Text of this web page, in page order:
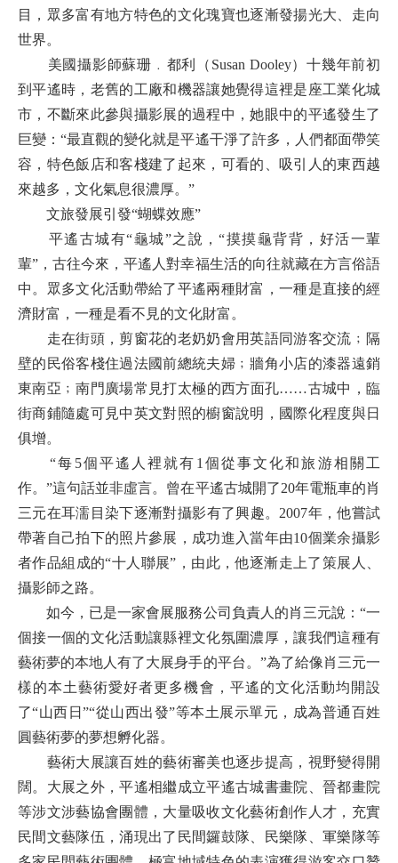
目，眾多富有地方特色的文化瑰寶也逐漸發揚光大、走向
世界。
美國攝影師蘇珊﹒都利（Susan Dooley）十幾年前初
到平遙時，老舊的工廠和機器讓她覺得這裡是座工業化城
市，不斷來此參與攝影展的過程中，她眼中的平遙發生了
巨變：“最直觀的變化就是平遙干淨了許多，人們都面帶笑
容，特色飯店和客棧建了起來，可看的、吸引人的東西越
來越多，文化氣息很濃厚。”
文旅發展引發“蝴蝶效應”
平遙古城有“龜城”之說，“摸摸龜背背，好活一輩
輩”，古往今來，平遙人對幸福生活的向往就藏在方言俗語
中。眾多文化活動帶給了平遙兩種財富，一種是直接的經
濟財富，一種是看不見的文化財富。
走在街頭，剪窗花的老奶奶會用英語同游客交流﹔隔
壁的民俗客棧住過法國前總統夫婦﹔牆角小店的漆器遠銷
東南亞﹔南門廣場常見打太極的西方面孔……古城中，臨
街商鋪隨處可見中英文對照的櫥窗說明，國際化程度與日
俱增。
“每5個平遙人裡就有1個從事文化和旅游相關工
作。”這句話並非虛言。曾在平遙古城開了20年電瓶車的肖
三元在耳濡目染下逐漸對攝影有了興趣。2007年，他嘗試
帶著自己拍下的照片參展，成功進入當年由10個業余攝影
者作品組成的“十人聯展”，由此，他逐漸走上了策展人、
攝影師之路。
如今，已是一家會展服務公司負責人的肖三元說：“一
個接一個的文化活動讓縣裡文化氛圍濃厚，讓我們這種有
藝術夢的本地人有了大展身手的平台。”為了給像肖三元一
樣的本土藝術愛好者更多機會，平遙的文化活動均開設
了“山西日”“從山西出發”等本土展示單元，成為普通百姓
圓藝術夢的夢想孵化器。
藝術大展讓百姓的藝術審美也逐步提高，視野變得開
闊。大展之外，平遙相繼成立平遙古城書畫院、晉都畫院
等涉文涉藝協會團體，大量吸收文化藝術創作人才，充實
民間文藝隊伍，涌現出了民間鑼鼓隊、民樂隊、軍樂隊等